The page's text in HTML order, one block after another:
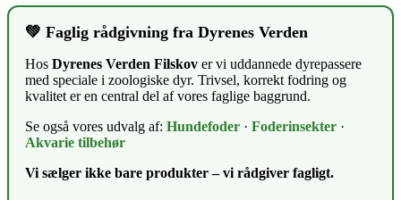
💚 Faglig rådgivning fra Dyrenes Verden
Hos Dyrenes Verden Filskov er vi uddannede dyrepassere
med speciale i zoologiske dyr. Trivsel, korrekt fodring og
kvalitet er en central del af vores faglige baggrund.
Se også vores udvalg af: Hundefoder · Foderinsekter ·
Akvarie tilbehør
Vi sælger ikke bare produkter – vi rådgiver fagligt.